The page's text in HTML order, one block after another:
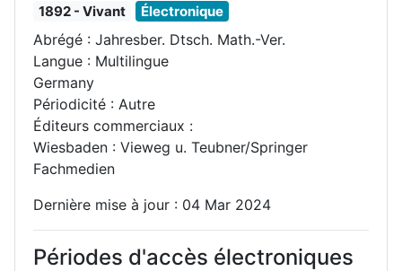
1892 - Vivant
Électronique
Abrégé : Jahresber. Dtsch. Math.-Ver.
Langue : Multilingue
Germany
Périodicité : Autre
Éditeurs commerciaux :
Wiesbaden : Vieweg u. Teubner/Springer
Fachmedien
Dernière mise à jour : 04 Mar 2024
Périodes d'accès électroniques